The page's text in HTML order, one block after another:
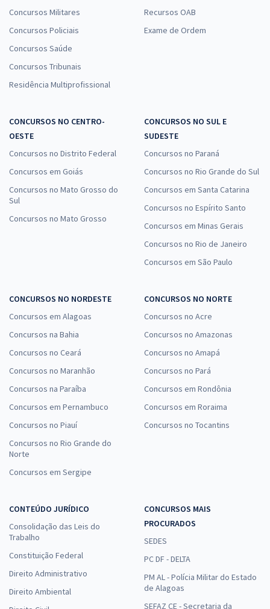
Concursos Militares
Concursos Policiais
Concursos Saúde
Concursos Tribunais
Residência Multiprofissional
Recursos OAB
Exame de Ordem
CONCURSOS NO CENTRO-
OESTE
Concursos no Distrito Federal
Concursos em Goiás
Concursos no Mato Grosso do
Sul
Concursos no Mato Grosso
CONCURSOS NO SUL E
SUDESTE
Concursos no Paraná
Concursos no Rio Grande do Sul
Concursos em Santa Catarina
Concursos no Espírito Santo
Concursos em Minas Gerais
Concursos no Rio de Janeiro
Concursos em São Paulo
CONCURSOS NO NORDESTE
Concursos em Alagoas
Concursos na Bahia
Concursos no Ceará
Concursos no Maranhão
Concursos na Paraíba
Concursos em Pernambuco
Concursos no Piauí
Concursos no Rio Grande do
Norte
Concursos em Sergipe
CONCURSOS NO NORTE
Concursos no Acre
Concursos no Amazonas
Concursos no Amapá
Concursos no Pará
Concursos em Rondônia
Concursos em Roraima
Concursos no Tocantins
CONTEÚDO JURÍDICO
Consolidação das Leis do
Trabalho
Constituição Federal
Direito Administrativo
Direito Ambiental
CONCURSOS MAIS
PROCURADOS
SEDES
PC DF - DELTA
PM AL - Polícia Militar do Estado
de Alagoas
SEFAZ CE - Secretaria da